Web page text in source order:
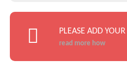
PLEASE ADD
read more how